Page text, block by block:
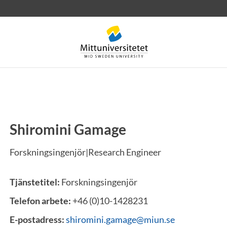
Personal Lediga jobb
Shiromini Gamage
Forskningsingenjör|Research Engineer
Tjänstetitel: Forskningsingenjör
Telefon arbete: +46 (0)10-1428231
E-postadress:shiromini.gamage@miun.se